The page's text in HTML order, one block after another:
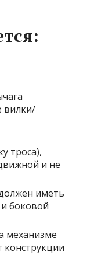
вилки/
троса),
и не
иметь
боковой
механизме
конструкции